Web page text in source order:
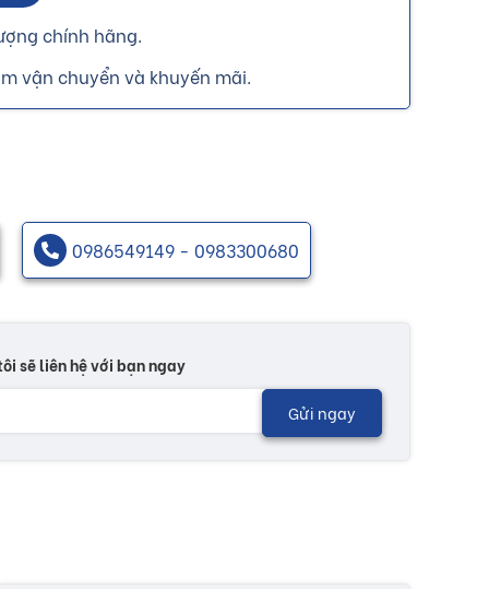
chính hãng.
vận chuyển và khuyến mãi.
0986549149 - 0983300680
sẽ liên hệ với bạn ngay
Gửi ngay